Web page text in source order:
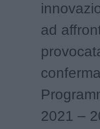
ad
2021 –